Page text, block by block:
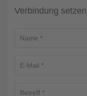
Verbindung